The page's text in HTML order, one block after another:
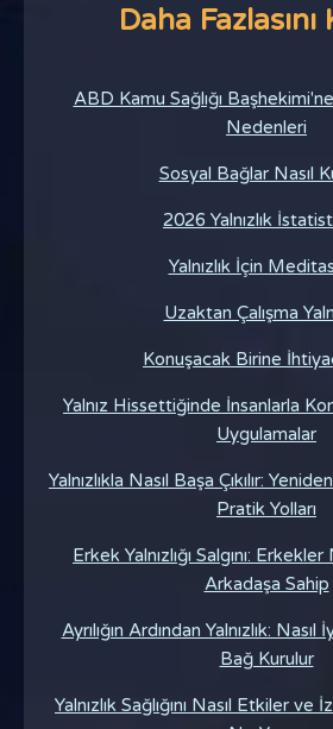
Daha
ABD Kamu Sağlığı Başhekimi'ne
Nedenleri
Sosyal Bağlar Nasıl
2026 Yalnızlık
Yalnızlık İçin
Uzaktan Çalışma
Konuşacak Birine
Yalnız Hissettiğinde İnsanlarla
Uygulamalar
Yalnızlıkla Nasıl Başa Çıkılır:
Pratik Yolları
Erkek Yalnızlığı Salgını:
Arkadaşa Sahip
Ayrılığın Ardından Yalnızlık:
Bağ Kurulur
Yalnızlık Sağlığını Nasıl Etkiler